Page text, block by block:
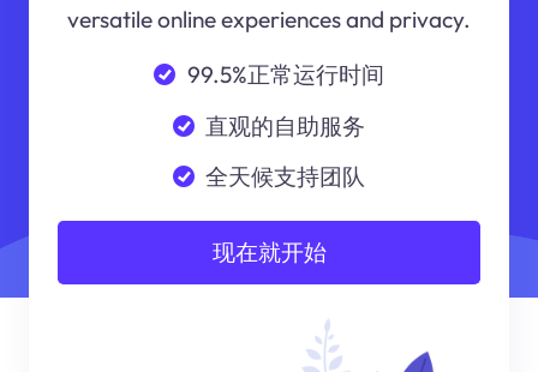
versatile online experiences and privacy.
99.5%正常运行时间
直观的自助服务
全天候支持团队
现在就开始